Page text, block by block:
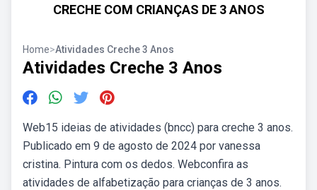
CRECHE COM CRIANÇAS DE 3 ANOS
Home>Atividades Creche 3 Anos
Atividades Creche 3 Anos
Web15 ideias de atividades (bncc) para creche 3 anos.
Publicado em 9 de agosto de 2024 por vanessa
cristina. Pintura com os dedos. Webconfira as
atividades de alfabetização para crianças de 3 anos.